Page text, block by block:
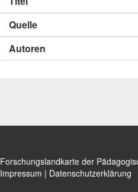
Quelle
Autoren
Forschungslandkarte der
Impressum | Datenschutzerklärung